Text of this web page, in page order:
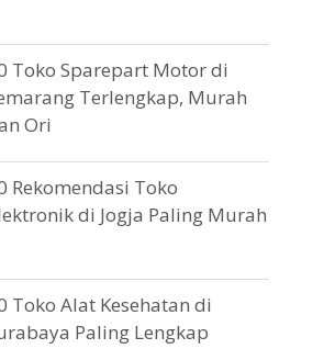
Toko Sparepart Motor di
Terlengkap, Murah
Ori
Rekomendasi Toko
di Jogja Paling Murah
Toko Alat Kesehatan di
Paling Lengkap